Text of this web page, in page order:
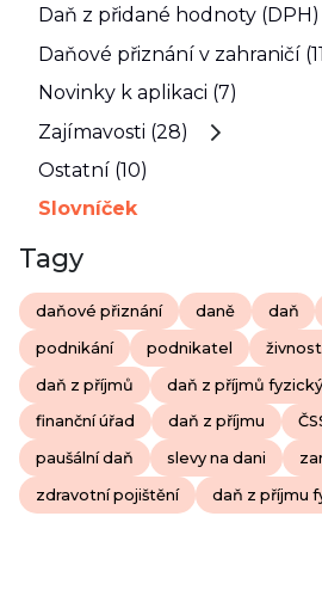
Daň z přidané hodnoty (DPH)
Daňové přiznání v zahraničí
Novinky k aplikaci (7)
Zajímavosti (28)
Ostatní (10)
Slovníček
Tagy
daňové přiznání daně daň
podnikání podnikatel
daň z příjmů daň z příjmů
finanční úřad daň z příjmu
paušální daň slevy na dani
zdravotní pojištění daň z příjmu